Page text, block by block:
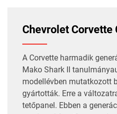
Chevrolet Corvette
A Corvette harmadik
Mako Shark II
modellévben mutatkozott
gyártották. Erre a
tetőpanel. Ebben a